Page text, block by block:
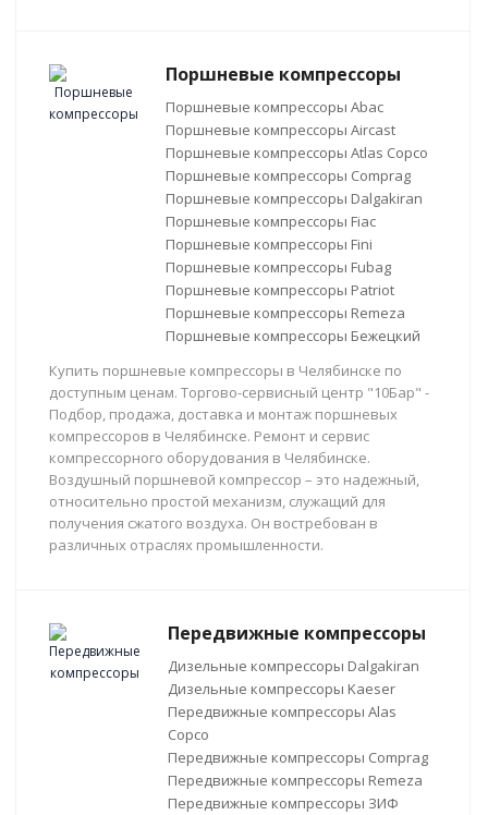
Поршневые компрессоры
Поршневые компрессоры Abac
Поршневые компрессоры Aircast
Поршневые компрессоры Atlas Copco
Поршневые компрессоры Comprag
Поршневые компрессоры Dalgakiran
Поршневые компрессоры Fiac
Поршневые компрессоры Fini
Поршневые компрессоры Fubag
Поршневые компрессоры Patriot
Поршневые компрессоры Remeza
Поршневые компрессоры Бежецкий
Купить поршневые компрессоры в Челябинске по
доступным ценам. Торгово-сервисный центр "10Бар" -
Подбор, продажа, доставка и монтаж поршневых
компрессоров в Челябинске. Ремонт и сервис
компрессорного оборудования в Челябинске.
Воздушный поршневой компрессор – это надежный,
относительно простой механизм, служащий для
получения сжатого воздуха. Он востребован в
различных отраслях промышленности.
Передвижные компрессоры
Дизельные компрессоры Dalgakiran
Дизельные компрессоры Kaeser
Передвижные компрессоры Alas
Copco
Передвижные компрессоры Comprag
Передвижные компрессоры Remeza
Передвижные компрессоры ЗИФ